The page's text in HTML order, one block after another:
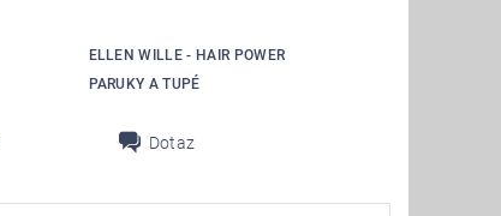
ELLEN WILLE - HAIR POWER
PARUKY A TUPÉ
Dotaz